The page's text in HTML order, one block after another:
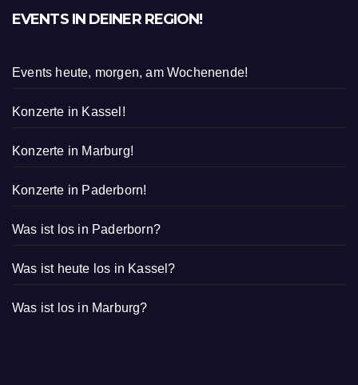
EVENTS IN DEINER REGION!
Events heute, morgen, am Wochenende!
Konzerte in Kassel!
Konzerte in Marburg!
Konzerte in Paderborn!
Was ist los in Paderborn?
Was ist heute los in Kassel?
Was ist los in Marburg?